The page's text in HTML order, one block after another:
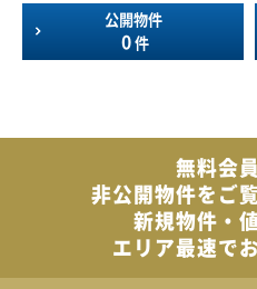
公開物件
0 件
無料会
非公開物件を ご
新規物件・
エリア最速で